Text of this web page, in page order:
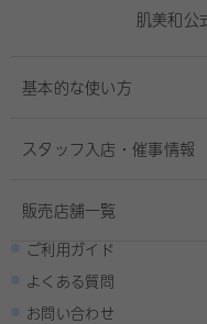
肌美和公
基本的な使い方
スタッフ入店・催事情報
販売店舗一覧
ご利用ガイド
よくある質問
お問い合わせ